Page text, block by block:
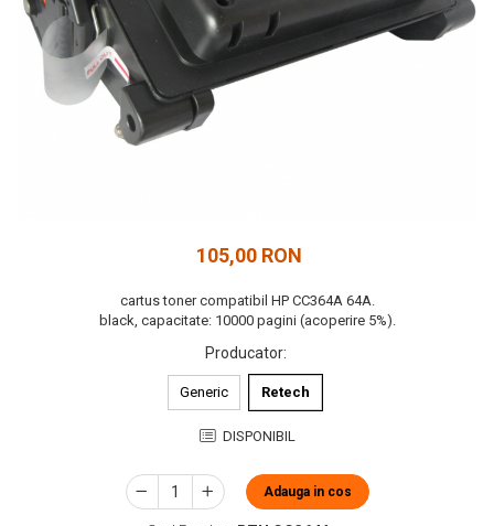
105,00 RON
cartus toner compatibil HP CC364A 64A.
black, capacitate: 10000 pagini (acoperire 5%).
Producator:
Generic Retech
DISPONIBIL
Adauga in cos